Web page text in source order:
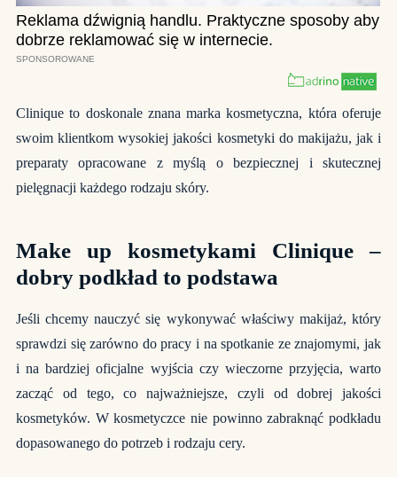
Clinique to doskonale znana marka kosmetyczna, która oferuje
swoim klientkom wysokiej jakości kosmetyki do makijażu, jak i
preparaty opracowane z myślą o bezpiecznej i skutecznej
pielęgnacji każdego rodzaju skóry.
Make up kosmetykami Clinique –
dobry podkład to podstawa
Jeśli chcemy nauczyć się wykonywać właściwy makijaż, który
sprawdzi się zarówno do pracy i na spotkanie ze znajomymi, jak
i na bardziej oficjalne wyjścia czy wieczorne przyjęcia, warto
zacząć od tego, co najważniejsze, czyli od dobrej jakości
kosmetyków. W kosmetyczce nie powinno zabraknąć podkładu
dopasowanego do potrzeb i rodzaju cery.